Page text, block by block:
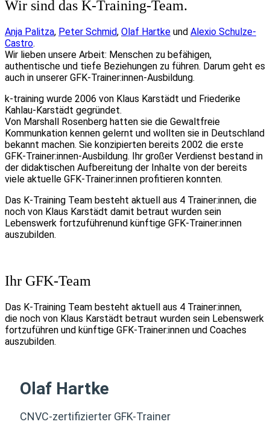
Wir sind das K-Training-Team.
Anja Palitza, Peter Schmid, Olaf Hartke und Alexio Schulze-
Castro.
Wir lieben unsere Arbeit: Menschen zu befähigen,
authentische und tiefe Beziehungen zu führen. Darum geht es
auch in unserer GFK-Trainer:innen-Ausbildung.
k-training wurde 2006 von Klaus Karstädt und Friederike
Kahlau-Karstädt gegründet.
Von Marshall Rosenberg hatten sie die Gewaltfreie
Kommunkation kennen gelernt und wollten sie in Deutschland
bekannt machen. Sie konzipierten bereits 2002 die erste
GFK-Trainer:innen-Ausbildung. Ihr großer Verdienst bestand in
der didaktischen Aufbereitung der Inhalte von der bereits
viele aktuelle GFK-Trainer:innen profitieren konnten.
Das K-Training Team besteht aktuell aus 4 Trainer:innen, die
noch von Klaus Karstädt damit betraut wurden sein
Lebenswerk fortzuführenund künftige GFK-Trainer:innen
auszubilden.
Ihr GFK-Team
Das K-Training Team besteht aktuell aus 4 Trainer:innen,
die noch von Klaus Karstädt betraut wurden sein Lebenswerk
fortzuführen und künftige GFK-Trainer:innen und Coaches
auszubilden.
Olaf Hartke
CNVC-zertifizierter GFK-Trainer